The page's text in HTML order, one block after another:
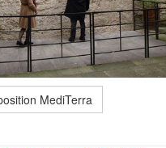
MediTerra